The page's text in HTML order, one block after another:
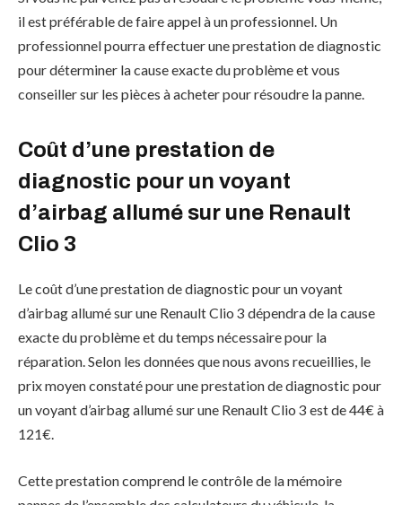
il est préférable de faire appel à un professionnel. Un
professionnel pourra effectuer une prestation de diagnostic
pour déterminer la cause exacte du problème et vous
conseiller sur les pièces à acheter pour résoudre la panne.
Coût d’une prestation de
diagnostic pour un voyant
d’airbag allumé sur une Renault
Clio 3
Le coût d’une prestation de diagnostic pour un voyant
d’airbag allumé sur une Renault Clio 3 dépendra de la cause
exacte du problème et du temps nécessaire pour la
réparation. Selon les données que nous avons recueillies, le
prix moyen constaté pour une prestation de diagnostic pour
un voyant d’airbag allumé sur une Renault Clio 3 est de 44€ à
121€.
Cette prestation comprend le contrôle de la mémoire